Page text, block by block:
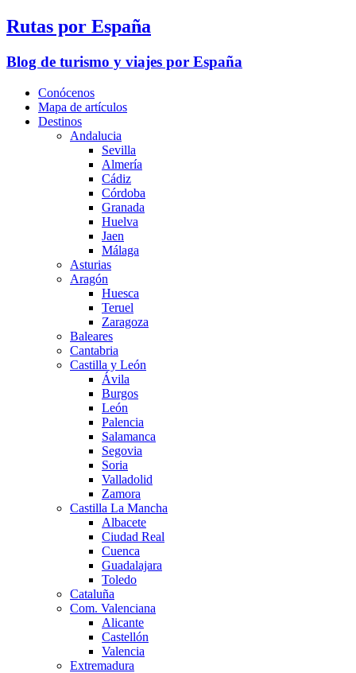
Rutas por España
Blog de turismo y viajes por España
Conócenos
Mapa de artículos
Destinos
Andalucia
Sevilla
Almería
Cádiz
Córdoba
Granada
Huelva
Jaen
Málaga
Asturias
Aragón
Huesca
Teruel
Zaragoza
Baleares
Cantabria
Castilla y León
Ávila
Burgos
León
Palencia
Salamanca
Segovia
Soria
Valladolid
Zamora
Castilla La Mancha
Albacete
Ciudad Real
Cuenca
Guadalajara
Toledo
Cataluña
Com. Valenciana
Alicante
Castellón
Valencia
Extremadura